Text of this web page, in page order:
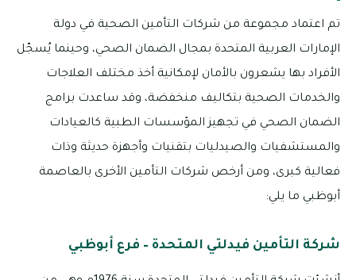
تم اعتماد مجموعة من شركات التأمين الصحية في دولة
الإمارات العربية المتحدة بمجال الضمان الصحي، وحينما يُسجّل
الأفراد بها يشعرون بالأمان لإمكانية أخذ مختلف العلاجات
والخدمات الصحية بتكاليف منخفضة، وقد ساعدت برامج
الضمان الصحي في تجهيز المؤسسات الطبية كالعيادات
والمستشفيات والصيدليات بتقنيات وأجهزة حديثة وذات
فعالية كبرى، ومن أرخص شركات التأمين الأخرى بالعاصمة
أبوظبي ما يلي:
شركة التأمين فيدلتي المتحدة – فرع أبوظبي